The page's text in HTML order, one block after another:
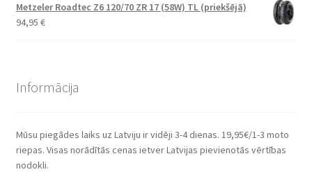
Metzeler Roadtec Z6 120/70 ZR 17 (58W) TL (priekšējā)
94,95 €
Informācija
Mūsu piegādes laiks uz Latviju ir vidēji 3-4 dienas. 19,95€/1-3 moto
riepas. Visas norādītās cenas ietver Latvijas pievienotās vērtības
nodokli.